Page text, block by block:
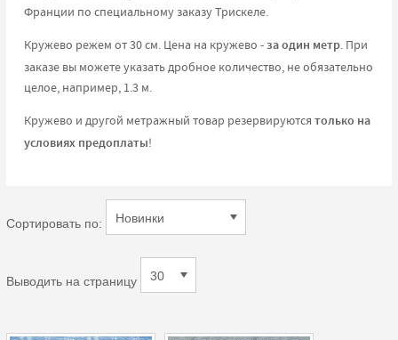
Франции по специальному заказу Трискеле.
Кружево режем от 30 см. Цена на кружево -за один метр. При
заказе вы можете указать дробное количество, не обязательно
целое, например, 1.3 м.
Кружево и другой метражный товар резервируются только на
условиях предоплаты!
Сортировать по:
Выводить на страницу